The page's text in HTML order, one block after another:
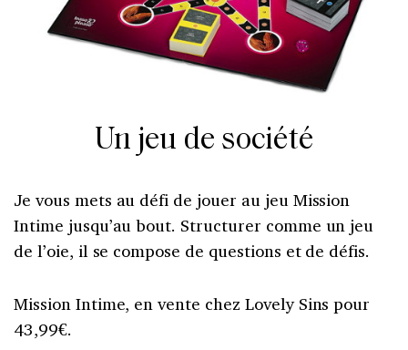
Un jeu de société
Je vous mets au défi de jouer au jeu Mission
Intime jusqu’au bout. Structurer comme un jeu
de l’oie, il se compose de questions et de défis.
Mission Intime, en vente chez Lovely Sins pour
43,99€.